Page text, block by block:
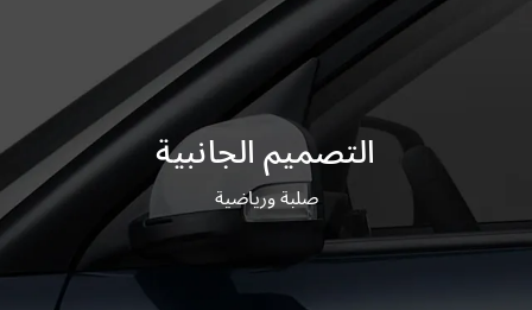
التصميم الجانبية
صلبة ورياضية